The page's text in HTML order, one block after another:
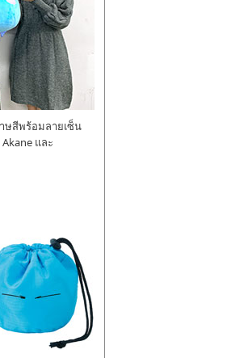
ษสีพร้อมลายเซ็น
และ